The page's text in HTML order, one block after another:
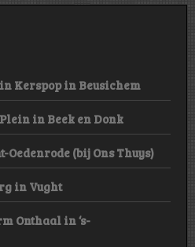
Kerspop in Beusichem
in Beek en Donk
Oedenrode (bij Ons Thuys)
in Vught
Onthaal in ‘s-